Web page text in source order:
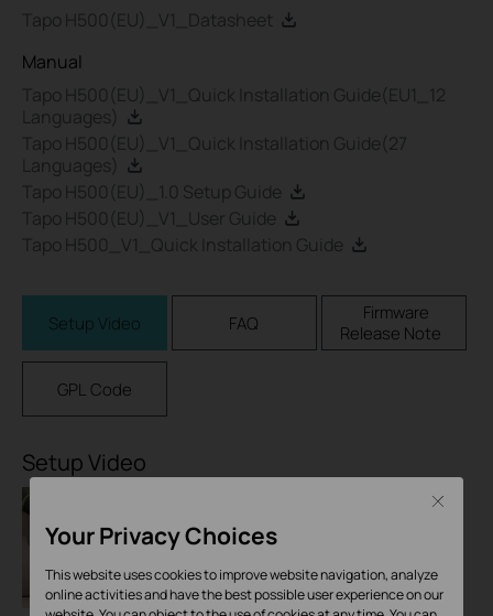
Tapo H500(EU)_V1_Datasheet
Manual
Tapo H500(EU)_V1_Quick Installation Guide(EU1_12
Languages)
Tapo H500(EU)_V1_Quick Installation Guide(27
Languages)
Tapo H500(EU)_1.0 Setup Guide
Tapo H500(EU)_V1_User Guide
Tapo H500_V1_Quick Installation Guide
Setup Video FAQ
Firmware
Release Note
GPL Code
Setup Video
Your Privacy Choices
This website uses cookies to improve website navigation, analyze
online activities and have the best possible user experience on our
Close